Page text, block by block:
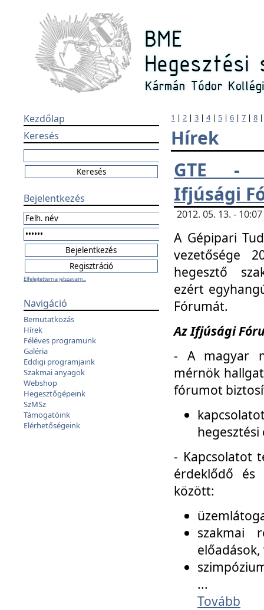
Kezdőlap
Keresés
Bejelentkezés
Elfelejtettem a jelszavam...
Navigáció
Bemutatkozás
Hírek
Féléves programunk
Galéria
Eddigi programjaink
Szakmai anyagok
Webshop
Hegesztőgépeink
SzMSz
Támogatóink
Elérhetőségeink
1 | 2 | 3 | 4| 5 | 6 | 7 | 8
Hírek
GTE -
Ifjúsági
2012. 05. 13. -
A Gépipari
vezetősége
hegesztő
ezért
Fórumát.
Az Ifjúsági
- A magyar
mérnök
fórumot
- Kapcsolatot
érdeklődő és
között:
szakmai
...
Tovább